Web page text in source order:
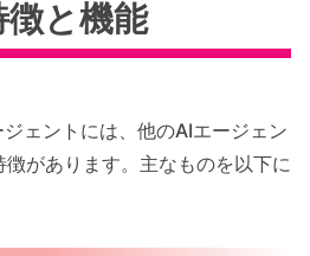
と機能
ェントには、他のAIエージェン
徴があります。主なものを以下に